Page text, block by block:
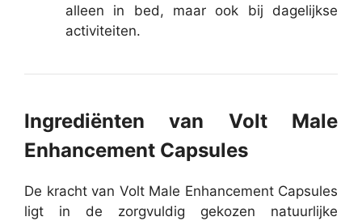
alleen in bed, maar ook bij dagelijkse
activiteiten.
Ingrediënten van Volt Male
Enhancement Capsules
De kracht van Volt Male Enhancement Capsules
ligt in de zorgvuldig gekozen natuurlijke